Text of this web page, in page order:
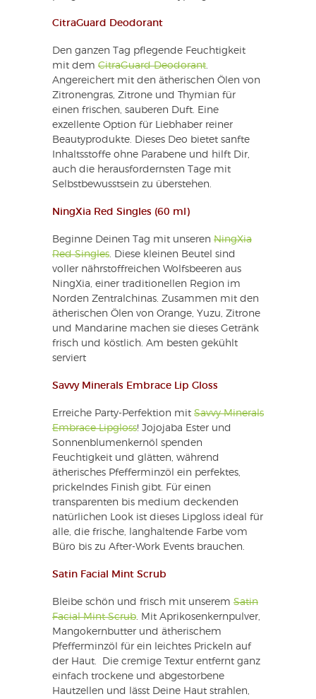
CitraGuard Deodorant
Den ganzen Tag pflegende Feuchtigkeit
mit dem CitraGuard Deodorant
Angereichert mit den ätherischen Ölen von
Zitronengras, Zitrone und Thymian für
einen frischen, sauberen Duft. Eine
exzellente Option für Liebhaber reiner
Beautyprodukte. Dieses Deo bietet sanfte
Inhaltsstoffe ohne Parabene und hilft Dir,
auch die herausfordernsten Tage mit
Selbstbewusstsein zu überstehen.
NingXia Red Singles (60 ml)
Beginne Deinen Tag mit unseren NingXia
Red Singles . Diese kleinen Beutel sind
voller nährstoffreichen Wolfsbeeren aus
NingXia, einer traditionellen Region im
Norden Zentralchinas. Zusammen mit den
ätherischen Ölen von Orange, Yuzu, Zitrone
und Mandarine machen sie dieses Getränk
frisch und köstlich. Am besten gekühlt
serviert
Savvy Minerals Embrace Lip Gloss
Erreiche Party-Perfektion mit Savvy Minerals
Embrace Lipgloss! Jojojaba Ester und
Sonnenblumenkernöl spenden
Feuchtigkeit und glätten, während
ätherisches Pfefferminzöl ein perfektes,
prickelndes Finish gibt. Für einen
transparenten bis medium deckenden
natürlichen Look ist dieses Lipgloss ideal für
alle, die frische, langhaltende Farbe vom
Büro bis zu After-Work Events brauchen.
Satin Facial Mint Scrub
Bleibe schön und frisch mit unserem Satin
Facial Mint Scrub . Mit Aprikosenkernpulver,
Mangokernbutter und ätherischem
Pfefferminzöl für ein leichtes Prickeln auf
der Haut. Die cremige Textur entfernt ganz
einfach trockene und abgestorbene
Hautzellen und lässt Deine Haut strahlen,